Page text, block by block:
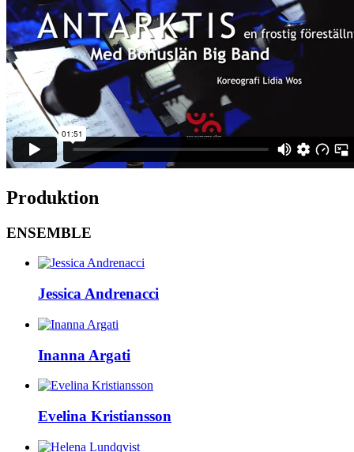
Produktion
ENSEMBLE
Jessica Andrenacci
Inanna Argati
Evelina Kristiansson